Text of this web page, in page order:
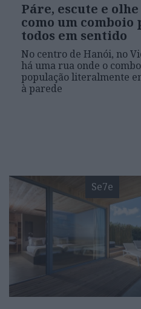
Páre, escute e
como um comboio
todos em sentido
No centro de Hanói, no
há uma rua onde o
população literalmente
à parede
Se7e